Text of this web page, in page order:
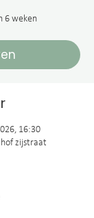
6 weken
16:30
zijstraat